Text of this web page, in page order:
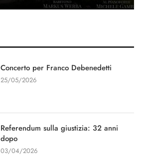
Concerto per Franco Debenedetti
25/05/2026
Referendum sulla giustizia: 32 anni
dopo
03/04/2026